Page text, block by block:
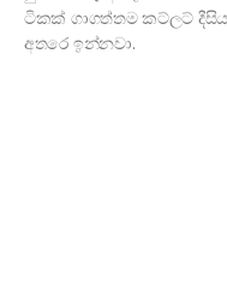
ටිකක් ගාගත්තම කට්ලට්
අතරෙ ඉන්නවා.